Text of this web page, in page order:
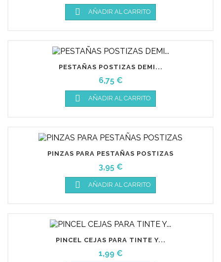
 AÑADIR AL CARRITO
PESTAÑAS POSTIZAS DEMI...
Precio
6,75 €
 AÑADIR AL CARRITO
PINZAS PARA PESTAÑAS POSTIZAS
Precio
3,95 €
 AÑADIR AL CARRITO
PINCEL CEJAS PARA TINTE Y...
Precio
1,99 €